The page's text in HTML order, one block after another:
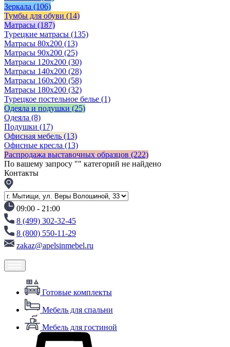
Зеркала (106)
Тумбы для обуви (14)
Матрасы (187)
Турецкие матрасы (135)
Матрасы 80x200 (13)
Матрасы 90х200 (25)
Матрасы 120х200 (30)
Матрасы 140х200 (28)
Матрасы 160х200 (58)
Матрасы 180х200 (32)
Турецкое постельное белье (1)
Одеяла и подушки (25)
Одеяла (8)
Подушки (17)
Офисная мебель (13)
Офисные кресла (13)
Распродажа выставочных образцов (222)
По вашему запросу "" категорий не найдено
Контакты
09:00 - 21:00
8 (499) 302-32-45
8 (800) 550-11-29
zakaz@apelsinmebel.ru
Готовые комплекты
Мебель для спальни
Мебель для гостиной